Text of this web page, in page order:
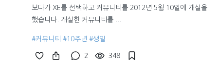
보다가 XE를 선택하고 커뮤니티를 2012년 5월 10일에 개설을
했습니다. 개설한 커뮤니티를 ...
#커뮤니티 #10주년 #생일
2 348